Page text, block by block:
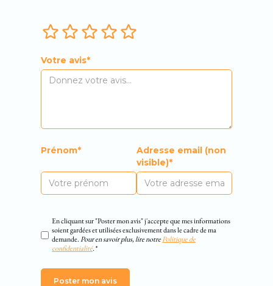
Votre avis*
Prénom*
Adresse email (non
visible)*
En cliquant sur "Poster mon avis" j'accepte que mes informations
soient gardées et utilisées exclusivement dans le cadre de ma
demande.Pour en savoir plus, lire notrePolitique de
confidentialité.*